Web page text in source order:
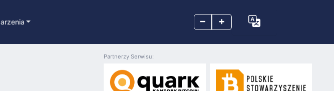
– +
Partnerzy Serwisu: